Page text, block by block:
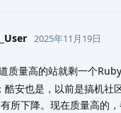
2025年11月19日
质量高的站就剩一个
酷安也是，以前是搞机社
所下降。现在质量高的，